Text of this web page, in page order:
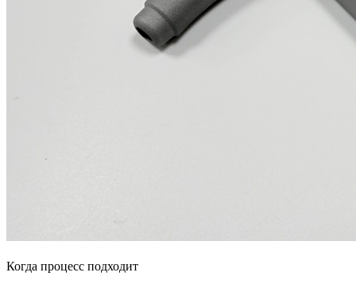
Когда процесс подходит